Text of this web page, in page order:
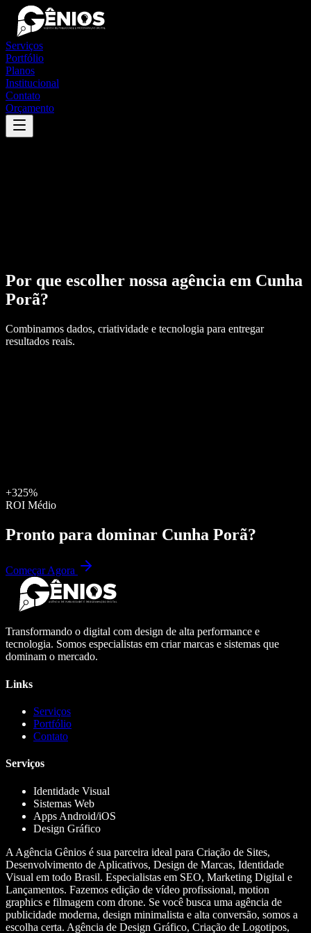
Serviços
Portfólio
Planos
Institucional
Contato
Orçamento
Por que escolher nossa agência em Cunha
Porã?
Combinamos dados, criatividade e tecnologia para entregar
resultados reais.
+325%
ROI Médio
Pronto para dominar Cunha Porã?
Começar Agora
Transformando o digital com design de alta performance e
tecnologia. Somos especialistas em criar marcas e sistemas que
dominam o mercado.
Links
Serviços
Portfólio
Contato
Serviços
Identidade Visual
Sistemas Web
Apps Android/iOS
Design Gráfico
A Agência Gênios é sua parceira ideal para Criação de Sites,
Desenvolvimento de Aplicativos, Design de Marcas, Identidade
Visual em todo Brasil. Especialistas em SEO, Marketing Digital e
Lançamentos. Fazemos edição de vídeo profissional, motion
graphics e filmagem com drone. Se você busca uma agência de
publicidade moderna, design minimalista e alta conversão, somos a
escolha certa. Agência de Design Gráfico, Criação de Logotipos,